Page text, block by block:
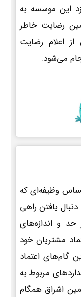
این موسسه به
رضایت خاطر
اعلام رضایت
می‌شود.
وظیفه‌ای که
یافتن راهی
حد و اندازه‌های
مشتریان خود
گام‌های اعتماد
مربوط به
اشراق همگام